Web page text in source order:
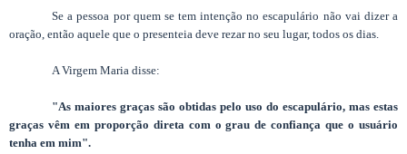
Se a pessoa por quem se tem intenção no escapulário não vai dizer a
oração, então aquele que o presenteia deve rezar no seu lugar, todos os dias.
A Virgem Maria disse:
"As maiores graças são obtidas pelo uso do escapulário, mas estas
graças vêm em proporção direta com o grau de confiança que o usuário
tenha em mim".